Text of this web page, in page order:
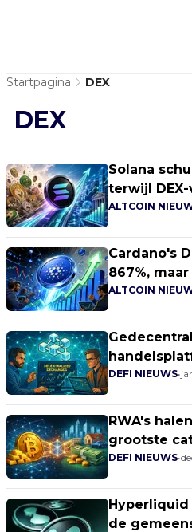
Startpagina DEX
DEX
Solana
terwijl
ALTCOIN
Cardano's
867%,
ALTCOIN
futures
DEFI NIEUWS•
RWA's
grootste
DEFI NIEUWS•
de